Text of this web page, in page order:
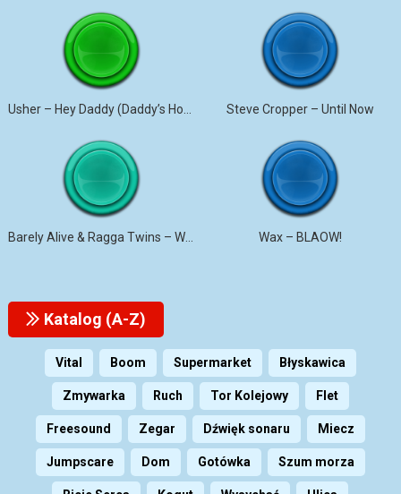
Steve Cropper – Until Now
Barely Alive & Ragga Twins – We Set It Wax – BLAOW!
Katalog (A-Z)
Vital Boom Supermarket Błyskawica
Zmywarka Ruch Tor Kolejowy Flet
Freesound Zegar Dźwięk sonaru Miecz
Jumpscare Dom Gotówka Szum morza